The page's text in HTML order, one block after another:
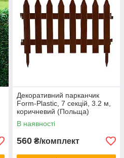
Декоративний парканчик
Form-Plastic, 7 секцій, 3.2 м,
коричневий (Польща)
В наявності
560 ₴/комплект